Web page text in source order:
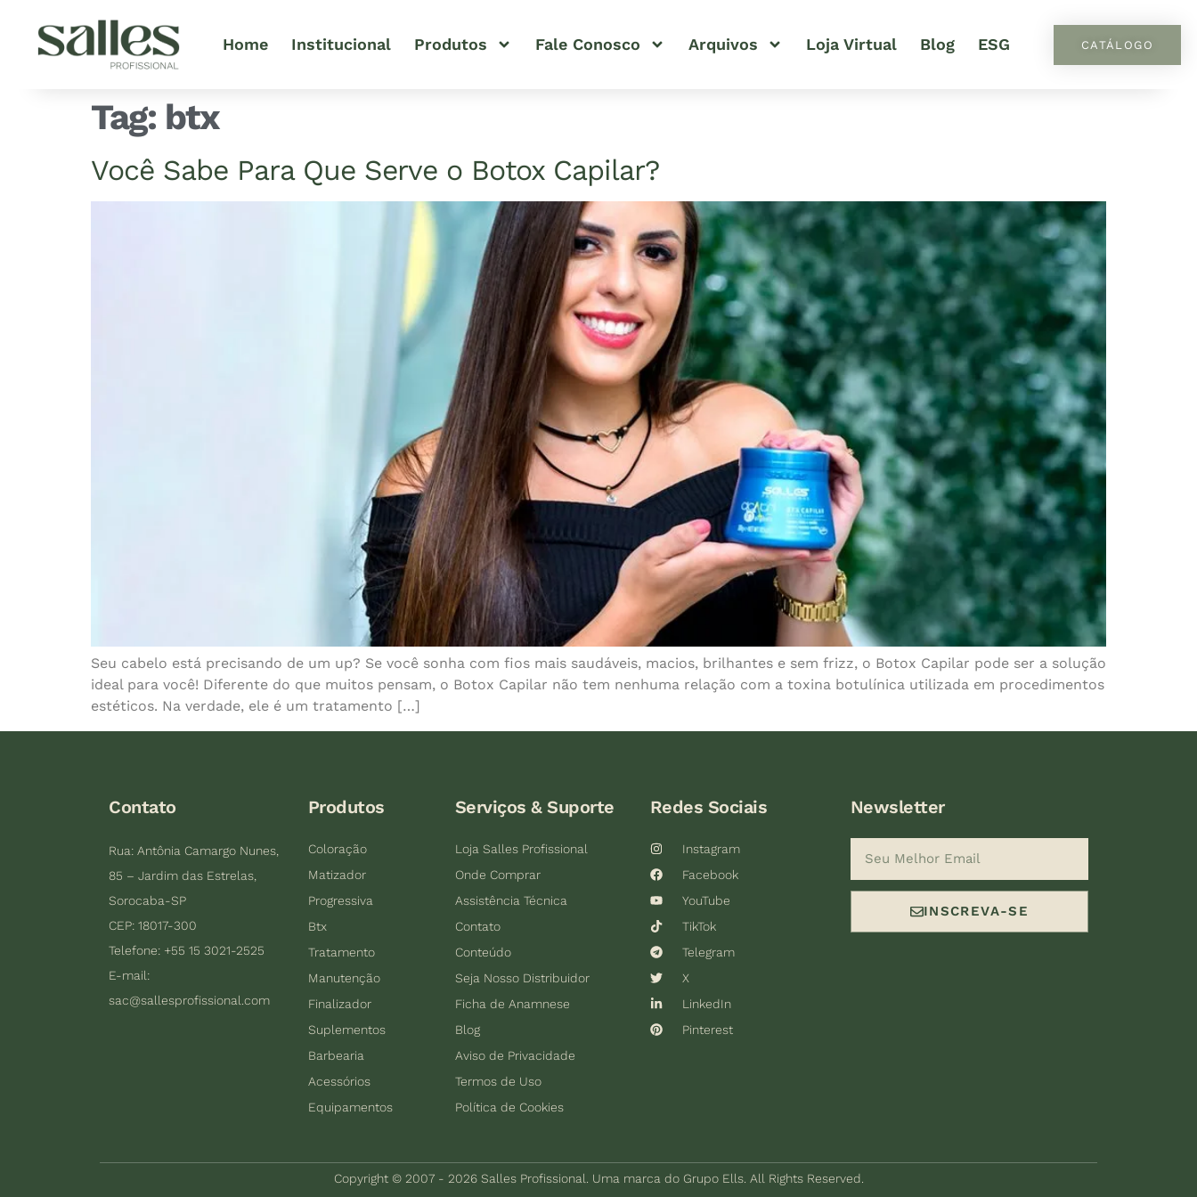
Home Institucional Produtos Fale Conosco Arquivos Loja Virtual Blog ESG CATÁLOGO
Tag: btx
Você Sabe Para Que Serve o Botox Capilar?
Seu cabelo está precisando de um up? Se você sonha com fios mais saudáveis, macios, brilhantes e sem frizz, o Botox Capilar pode ser a solução
ideal para você! Diferente do que muitos pensam, o Botox Capilar não tem nenhuma relação com a toxina botulínica utilizada em procedimentos
estéticos. Na verdade, ele é um tratamento […]
Contato
Rua: Antônia Camargo Nunes,
85 – Jardim das Estrelas,
Sorocaba-SP
CEP: 18017-300
Telefone: +55 15 3021-2525
E-mail:
sac@sallesprofissional.com
Produtos
Coloração
Matizador
Progressiva
Btx
Tratamento
Manutenção
Finalizador
Suplementos
Barbearia
Acessórios
Equipamentos
Serviços & Suporte
Loja Salles Profissional
Onde Comprar
Assistência Técnica
Contato
Conteúdo
Seja Nosso Distribuidor
Ficha de Anamnese
Blog
Aviso de Privacidade
Termos de Uso
Política de Cookies
Redes Sociais
Instagram
Facebook
YouTube
TikTok
Telegram
X
LinkedIn
Pinterest
Newsletter
INSCREVA-SE
Copyright © 2007 - 2026 Salles Profissional. Uma marca do Grupo Ells. All Rights Reserved.